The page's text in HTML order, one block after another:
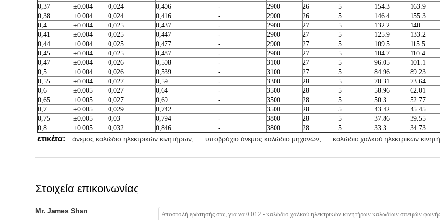
0,37
±0.004 0,024 0,406 - 2900 26 5 154.3
163.9
0,38
±0.004 0,024 0,416 - 2900 26 5 146.4
155.3
0,4
±0.004 0,025 0,437 - 2900 27 5 132.2
140
0,41
±0.004 0,025 0,447 - 2900 27 5 125.9
133.2
0,44
±0.004 0,025 0,477 - 2900 27 5 109.5
115.5
0,45
±0.004 0,025 0,487 - 2900 27 5 104.7
110.4
0,47
±0.004 0,026 0,508 - 3100 27 5 96.05
101.1
0,5
±0.004 0,026 0,539 - 3100 27 5 84.96
89.23
0,55
±0.004 0,027 0,59 - 3300 28 5 70.31
73.64
0,6
±0.005 0,027 0,64 - 3500 28 5 58.96
62.01
0,65
±0.005 0,027 0,69 - 3500 28 5 50.3
52.77
0,7
±0.005 0,029 0,742 - 3500 28 5 43.42
45.45
0,75
±0.005 0,03 0,794 - 3800 28 5 37.86
39.55
0,8
±0.005 0,032 0,846 - 3800 28 5 33.3 34.73
ετικέτα: άνεμος καλώδιο ηλεκτρικών κινητήρων, υποβρύχιο άνεμος καλώδιο μηχανών, καλώδιο χαλκού ηλεκτρικών
Στοιχεία επικοινωνίας
Mr. James Shan